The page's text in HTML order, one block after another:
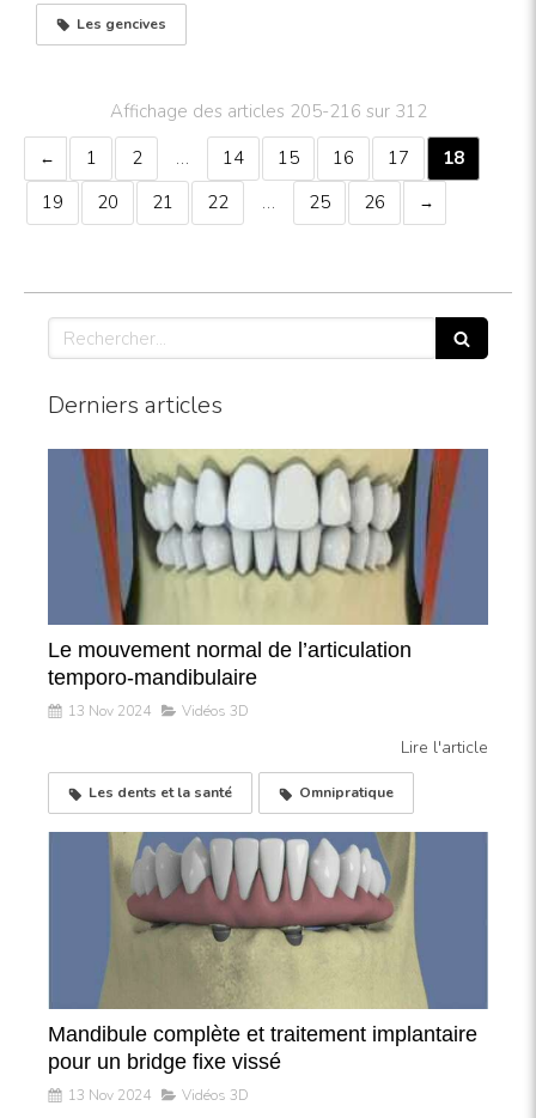
Les gencives
Affichage des articles 205-216 sur 312
1
2 … 14 15 16 17
18
19
20 21 22 … 25 26
Rechercher
Derniers articles
Le mouvement normal de l’articulation
temporo-mandibulaire
13 Nov 2024 Vidéos 3D
Lire l'article
Les dents et la santé Omnipratique
Mandibule complète et traitement implantaire
pour un bridge fixe vissé
13 Nov 2024 Vidéos 3D